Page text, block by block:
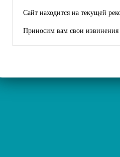
Сайт находится на текущей
Приносим вам свои извинения